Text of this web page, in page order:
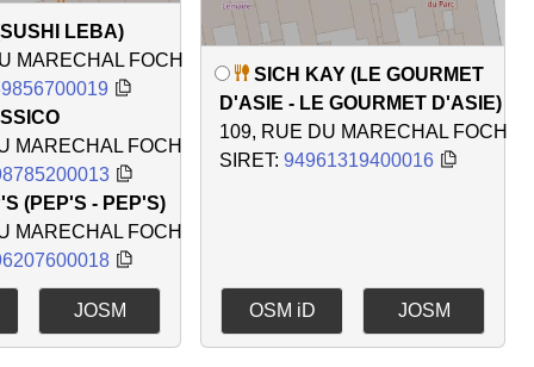
LEBA)
MARECHAL FOCH
MARECHAL FOCH
(PEP'S - PEP'S)
MARECHAL FOCH
JOSM
SICH KAY (LE GOURMET
D'ASIE - LE GOURMET D'ASIE)
109, RUE DU MARECHAL FOCH
SIRET: 94961319400016
OSM iD JOSM